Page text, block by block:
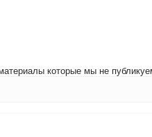
которые мы не